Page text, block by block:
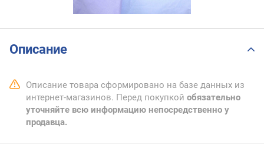
Описание
Описание товара сформировано на базе данных из
интернет-магазинов. Перед покупкой обязательно
уточняйте всю информацию непосредственно у
продавца.